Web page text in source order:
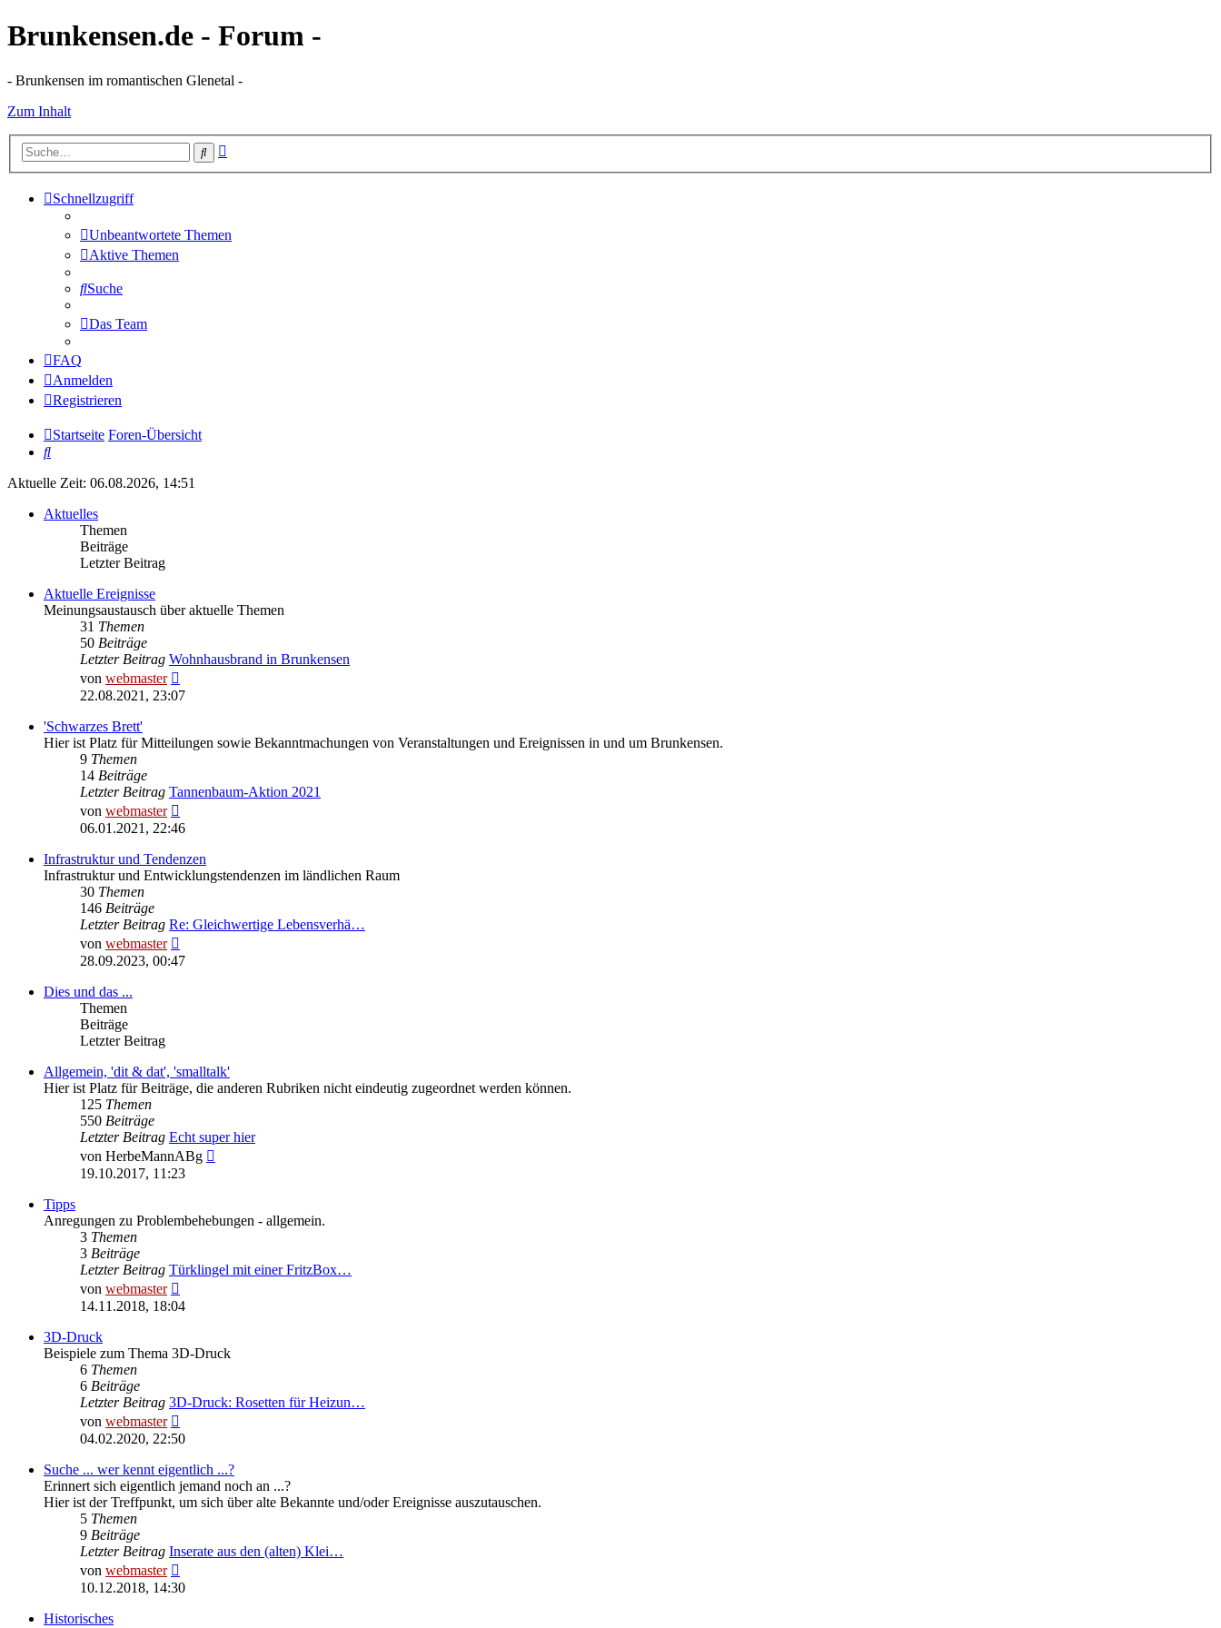
Brunkensen.de - Forum -
- Brunkensen im romantischen Glenetal -
Zum Inhalt
Suche
Schnellzugriff
Unbeantwortete Themen
Aktive Themen
Suche
Das Team
FAQ
Anmelden
Registrieren
Startseite Foren-Übersicht
Suche
Aktuelle Zeit: 06.08.2026, 14:51
Aktuelles
Themen
Beiträge
Letzter Beitrag
Aktuelle Ereignisse
Meinungsaustausch über aktuelle Themen
31 Themen
50 Beiträge
Letzter Beitrag Wohnhausbrand in Brunkensen
von webmaster
Beitrag
22.08.2021, 23:07
'Schwarzes Brett'
Hier ist Platz für Mitteilungen sowie Bekanntmachungen von Veranstaltungen und Ereignissen in und um Brunkensen.
9 Themen
14 Beiträge
Letzter Beitrag Tannenbaum-Aktion 2021
von webmaster
Beitrag
06.01.2021, 22:46
Infrastruktur und Tendenzen
Infrastruktur und Entwicklungstendenzen im ländlichen Raum
30 Themen
146 Beiträge
Letzter Beitrag Re: Gleichwertige Lebensverhä…
von webmaster
Beitrag
28.09.2023, 00:47
Dies und das ...
Themen
Beiträge
Letzter Beitrag
Allgemein, 'dit & dat', 'smalltalk'
Hier ist Platz für Beiträge, die anderen Rubriken nicht eindeutig zugeordnet werden können.
125 Themen
550 Beiträge
Letzter Beitrag Echt super hier
von HerbeMannABg
19.10.2017, 11:23
Tipps
Anregungen zu Problembehebungen - allgemein.
3 Themen
3 Beiträge
Letzter Beitrag Türklingel mit einer FritzBox…
von webmaster
Beitrag
14.11.2018, 18:04
3D-Druck
Beispiele zum Thema 3D-Druck
6 Themen
6 Beiträge
Letzter Beitrag 3D-Druck: Rosetten für Heizun…
von webmaster
Beitrag
04.02.2020, 22:50
Suche ... wer kennt eigentlich ...?
Erinnert sich eigentlich jemand noch an ...?
Hier ist der Treffpunkt, um sich über alte Bekannte und/oder Ereignisse auszutauschen.
5 Themen
9 Beiträge
Letzter Beitrag Inserate aus den (alten) Klei…
von webmaster
Beitrag
10.12.2018, 14:30
Historisches